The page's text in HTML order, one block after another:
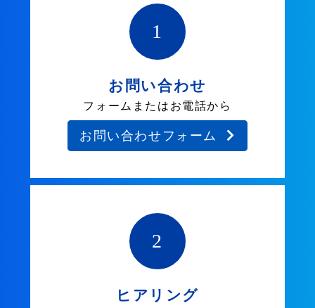
1
お問い合わせ
フォームまたはお電話から
お問い合わせフォーム
2
ヒアリング